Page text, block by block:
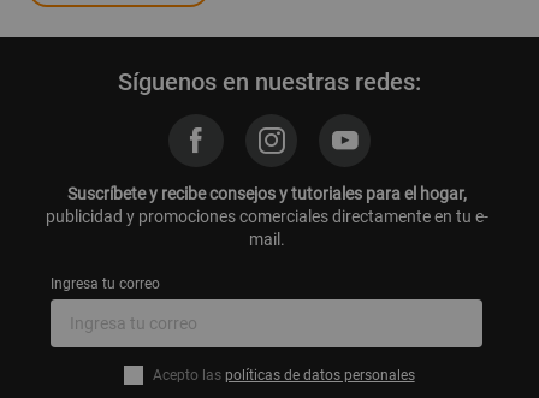
Síguenos en nuestras redes:
Suscríbete y recibe consejos y tutoriales para el hogar,
publicidad y promociones comerciales directamente en tu e-
mail.
Ingresa tu correo
Acepto las políticas de datos personales